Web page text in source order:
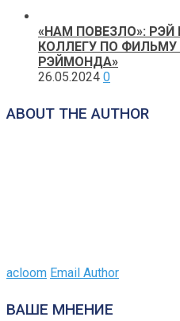
«НАМ ПОВЕЗЛО»:
КОЛЛЕГУ ПО ФИЛЬМУ
РЭЙМОНДА»
26.05.2024 0
ABOUT THE AUTHOR
acloom Email Author
ВАШЕ МНЕНИЕ